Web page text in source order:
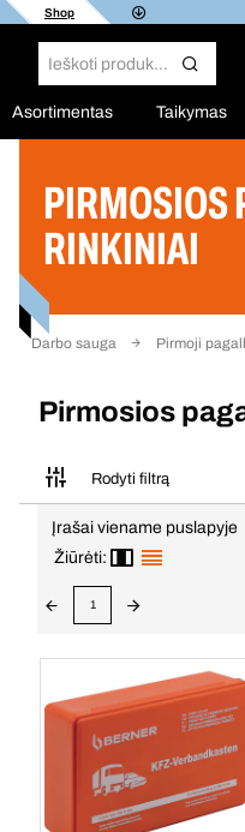
Shop
Asortimentas Taikymas
PIRMOSIOS
RINKINIAI
Darbo sauga Pirmoji
Pirmosios
Rodyti filtrą
Filtras
Įrašai viename puslapyje
Žiūrėti:
1